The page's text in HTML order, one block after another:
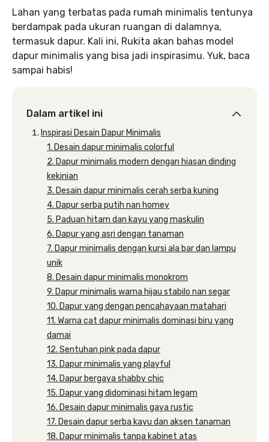
Lahan yang terbatas pada rumah minimalis tentunya
berdampak pada ukuran ruangan di dalamnya,
termasuk dapur. Kali ini, Rukita akan bahas model
dapur minimalis yang bisa jadi inspirasimu. Yuk, baca
sampai habis!
Dalam artikel ini
Inspirasi Desain Dapur Minimalis
1. Desain dapur minimalis colorful
2. Dapur minimalis modern dengan hiasan dinding
kekinian
3. Desain dapur minimalis cerah serba kuning
4. Dapur serba putih nan homey
5. Paduan hitam dan kayu yang maskulin
6. Dapur yang asri dengan tanaman
7. Dapur minimalis dengan kursi ala bar dan lampu
unik
8. Desain dapur minimalis monokrom
9. Dapur minimalis warna hijau stabilo nan segar
10. Dapur yang dengan pencahayaan matahari
11. Warna cat dapur minimalis dominasi biru yang
damai
12. Sentuhan pink pada dapur
13. Dapur minimalis yang playful
14. Dapur bergaya shabby chic
15. Dapur yang didominasi hitam legam
16. Desain dapur minimalis gaya rustic
17. Desain dapur serba kayu dan aksen tanaman
18. Dapur minimalis tanpa kabinet atas